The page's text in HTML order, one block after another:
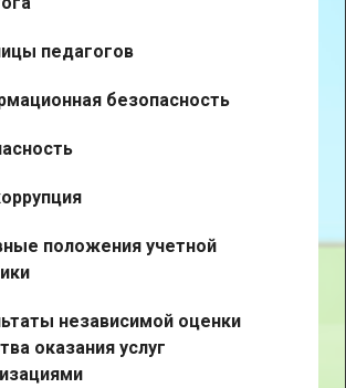
педагогов
безопасность
положения учетной
независимой оценки
оказания услуг